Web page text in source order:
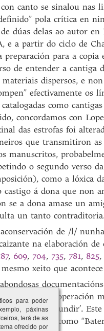
canto se sinalou nas
pola crítica en
dúas delas ao autor
e a partir do ciclo de
preparación para a copia
de entender a cantiga
dispersos, e
efectivamente os
como
concordamos con
das estrofas foi
que transmitiron
manuscritos,
o segundo verso
como a lóxica
castigo á dona que non
se a dona amase un
un tanto
aconservación de /l/
na elaboración
, 609, 704, 735, 781, 825,
xeito que
medio dunha operación
‘bater, ferir, tundir’.
1697, definido como
para poder
páxinas
terá de as
ofrecido por